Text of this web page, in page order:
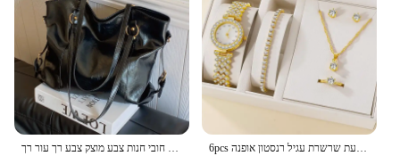
תיק כתף גדול קיבולת עבור נשים אופנה חובי חנות צבע מוצק צבע רך עור רך coulder couge תיק נסיעות tote 6pcs סט יוקרתי שעון נשים טבעת שרשרת עגיל רנסטון אופנה wristwatch נשים מזדמנים שעונים סט שעון